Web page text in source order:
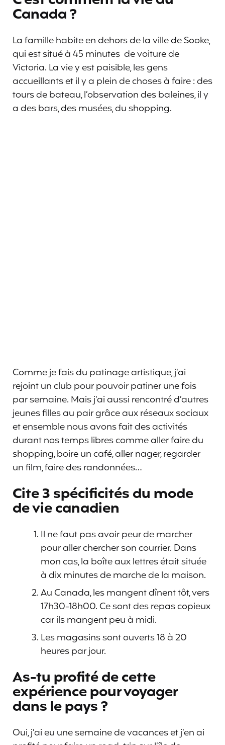
Canada ?
La famille habite en dehors de la ville de Sooke,
qui est situé à 45 minutes de voiture de
Victoria. La vie y est paisible, les gens
accueillants et il y a plein de choses à faire : des
tours de bateau, l’observation des baleines, il y
a des bars, des musées, du shopping.
Comme je fais du patinage artistique, j’ai
rejoint un club pour pouvoir patiner une fois
par semaine. Mais j’ai aussi rencontré d’autres
jeunes filles au pair grâce aux réseaux sociaux
et ensemble nous avons fait des activités
durant nos temps libres comme aller faire du
shopping, boire un café, aller nager, regarder
un film, faire des randonnées…
Cite 3 spécificités du mode
de vie canadien
Il ne faut pas avoir peur de marcher
pour aller chercher son courrier. Dans
mon cas, la boîte aux lettres était située
à dix minutes de marche de la maison.
Au Canada, les mangent dînent tôt, vers
17h30-18h00. Ce sont des repas copieux
car ils mangent peu à midi.
Les magasins sont ouverts 18 à 20
heures par jour.
As-tu profité de cette
expérience pour voyager
dans le pays ?
Oui, j’ai eu une semaine de vacances et j’en ai